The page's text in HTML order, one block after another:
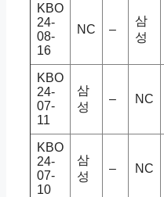
KBO
24-
08-
16
NC –
삼
성
KBO
24-
07-
11
삼
성
– NC
KBO
24-
07-
10
삼
성
– NC